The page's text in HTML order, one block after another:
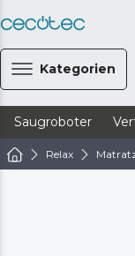
Kategorien
Saugroboter
Relax